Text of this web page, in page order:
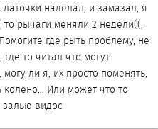
наделал, и замазал, я
рычаги меняли 2 недели((,
где рыть проблему, не
то читал что могут
ли я, их просто поменять,
колено… Или может что то
залью видос